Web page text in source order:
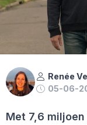
Renée
05-06-
Met 7,6